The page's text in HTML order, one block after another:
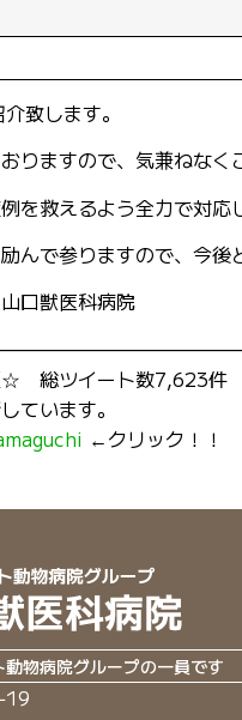
致します。
りますので、気兼ねなく
を救えるよう全力で対応
んで参りますので、今後
獣医科病院
☆ 総ツイート数7,623件
ています。
←クリック！！
物病院グループの一員です